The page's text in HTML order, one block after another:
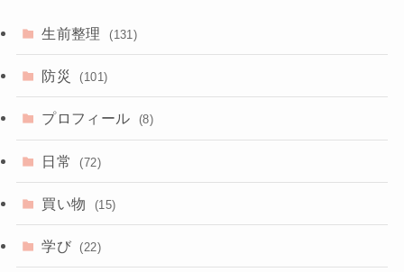
生前整理 (131)
防災 (101)
プロフィール (8)
日常 (72)
買い物 (15)
学び (22)